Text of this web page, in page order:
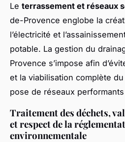
Le terrassement et réseaux
de-Provence englobe la
l’électricité et
potable. La gestion du
Provence s’impose afin
et la viabilisation complète
pose de réseaux
Traitement des déchets,
et respect de la
environnementale